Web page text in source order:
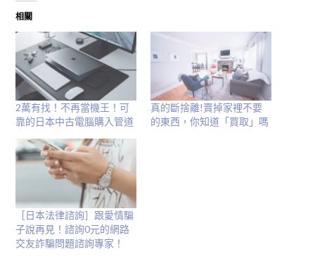
開
啟)
開
啟)
新
視
窗
中
開
啟)
相關
2萬有找！不再當機王！可
靠的日本中古電腦購入管道
真的斷捨離!賣掉家裡不要
的東西，你知道「買取」嗎
［日本法律諮詢］跟愛情騙
子說再見！諮詢0元的網路
交友詐騙問題諮詢專家！